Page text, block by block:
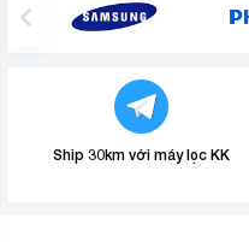
Ship 30km với máy lọc KK